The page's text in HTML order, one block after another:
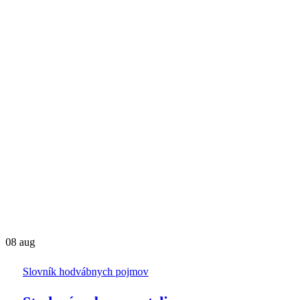
08 aug
Slovník hodvábnych pojmov